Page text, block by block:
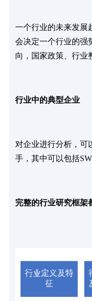
一个行业的未来发展
会决定一个行业的强
向，国家政策、行业
行业中的典型企业
对企业进行分析，可
手，其中可以包括
完整的行业研究框架